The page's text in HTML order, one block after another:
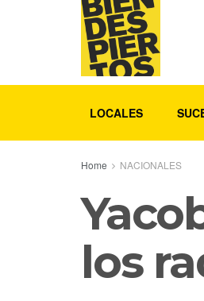
LOCALES
Home NACIONALES
los